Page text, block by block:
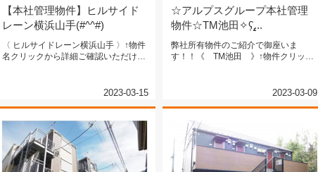
【本社管理物件】ヒルサイド
レーン横浜山手(#^^#)
〈 ヒルサイドレーン横浜山手 〉↑物件
名クリックから詳細ご確認いただけま
2023-03-15
☆アルプスグループ本社管理
物件☆TM池田✧ʕ̢̣̣̣̣̩̩̩...
弊社所有物件のご紹介で御座いま
す！！《 TM池田 》↑物件クリック
2023-03-09